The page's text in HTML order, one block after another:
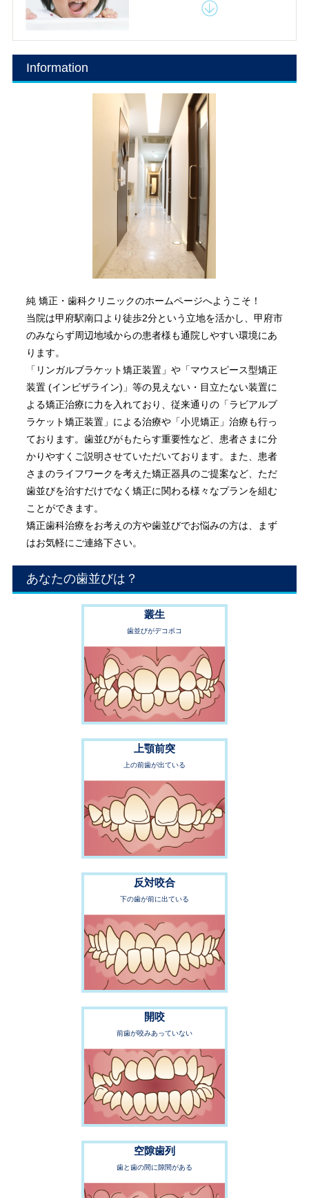
Information
純 矯正・歯科クリニックのホームページへようこそ！
当院は甲府駅南口より徒歩2分という立地を活かし、甲府市
のみならず周辺地域からの患者様も通院しやすい環境にあ
ります。
「リンガルブラケット矯正装置」や「マウスピース型矯正
装置 (インビザライン)」等の見えない・目立たない装置に
よる矯正治療に力を入れており、従来通りの「ラビアルブ
ラケット矯正装置」による治療や「小児矯正」治療も行っ
ております。歯並びがもたらす重要性など、患者さまに分
かりやすくご説明させていただいております。また、患者
さまのライフワークを考えた矯正器具のご提案など、ただ
歯並びを治すだけでなく矯正に関わる様々なプランを組む
ことができます。
矯正歯科治療をお考えの方や歯並びでお悩みの方は、まず
はお気軽にご連絡下さい。
あなたの歯並びは？
叢生
歯並びがデコボコ
上顎前突
上の前歯が出ている
反対咬合
下の歯が前に出ている
開咬
前歯が咬みあっていない
空隙歯列
歯と歯の間に隙間がある